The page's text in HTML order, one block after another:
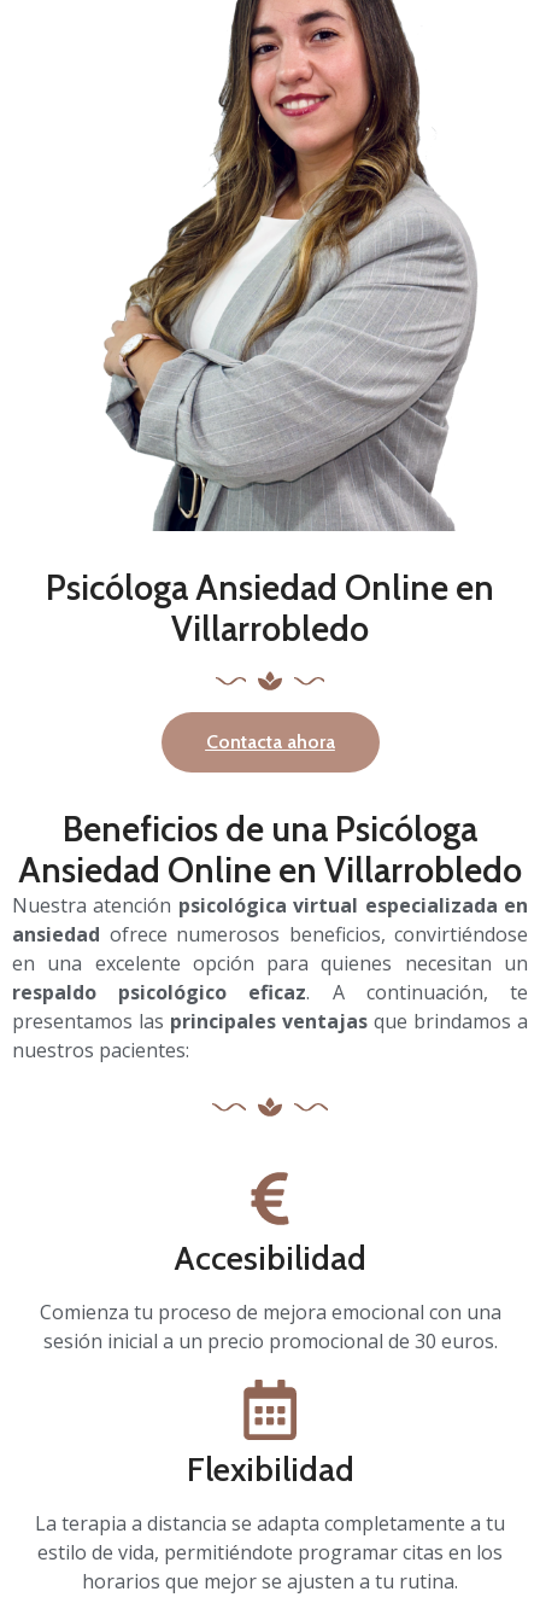
Psicóloga Ansiedad Online en
Villarrobledo
Contacta ahora
Beneficios de una Psicóloga
Ansiedad Online en Villarrobledo
Nuestra atención psicológica virtual especializada en
ansiedad ofrece numerosos beneficios, convirtiéndose
en una excelente opción para quienes necesitan un
respaldo psicológico eficaz. A continuación, te
presentamos las principales ventajas que brindamos a
nuestros pacientes:
Accesibilidad
Comienza tu proceso de mejora emocional con una
sesión inicial a un precio promocional de 30 euros.
Flexibilidad
La terapia a distancia se adapta completamente a tu
estilo de vida, permitiéndote programar citas en los
horarios que mejor se ajusten a tu rutina.